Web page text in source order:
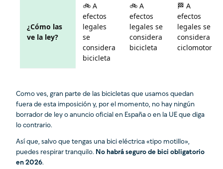
¿Cómo las
ve la ley?
🚲 A
efectos
legales
se
considera
bicicleta
🚲 A
efectos
legales se
considera
bicicleta
🏁 A
efectos
legales se
considera
ciclomotor
Como ves, gran parte de las bicicletas que usamos quedan
fuera de esta imposición y, por el momento, no hay ningún
borrador de ley o anuncio oficial en España o en la UE que diga
lo contrario.
Así que, salvo que tengas una bici eléctrica «tipo motillo»,
puedes respirar tranquilo. No habrá seguro de bici obligatorio
en 2026.